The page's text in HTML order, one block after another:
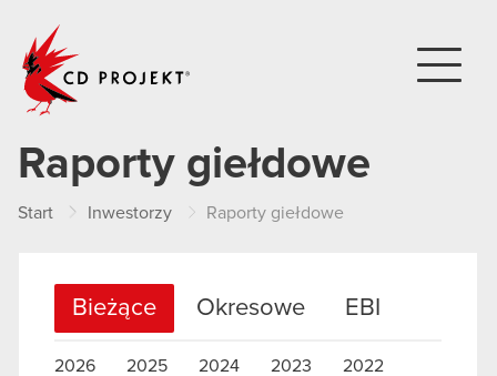
Raporty giełdowe
Start Inwestorzy Raporty giełdowe
Bieżące Okresowe EBI
2026 2025 2024 2023
2022